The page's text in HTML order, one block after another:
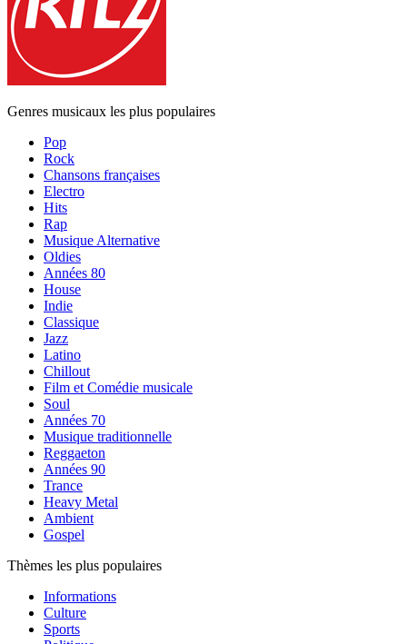
Genres musicaux les plus populaires
Pop
Rock
Chansons françaises
Electro
Hits
Rap
Musique Alternative
Oldies
Années 80
House
Indie
Classique
Jazz
Latino
Chillout
Film et Comédie musicale
Soul
Années 70
Musique traditionnelle
Reggaeton
Années 90
Trance
Heavy Metal
Ambient
Gospel
Thèmes les plus populaires
Informations
Culture
Sports